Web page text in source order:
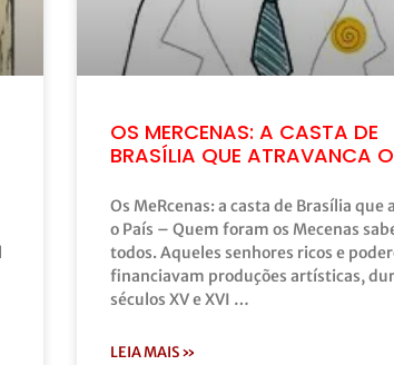
OS MERCENAS: A CASTA DE
BRASÍLIA QUE ATRAVANCA
Os MeRcenas: a casta de Brasília que
o País – Quem foram os Mecenas
todos. Aqueles senhores ricos e
financiavam produções artísticas,
séculos XV e XVI …
LEIA MAIS »